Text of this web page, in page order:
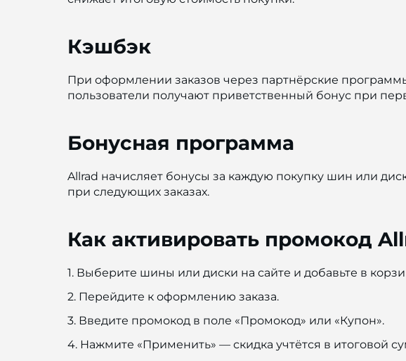
Кэшбэк
При оформлении заказов через партнёрские
пользователи получают приветственный бонус при
Бонусная программа
Allrad начисляет бонусы за каждую покупку шин или
при следующих заказах.
Как активировать промокод
1. Выберите шины или диски на сайте и добавьте в
2. Перейдите к оформлению заказа.
3. Введите промокод в поле «Промокод» или «Купон».
4. Нажмите «Применить» — скидка учтётся в итоговой